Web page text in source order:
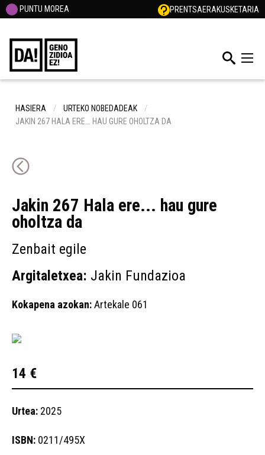
PUNTU MOREA PRENTSAERAKUSKETARIA
HASIERA
URTEKO NOBEDADEAK
JAKIN 267 HALA ERE... HAU GURE OHOLTZA DA
Jakin 267 Hala ere... hau gure
oholtza da
Zenbait egile
Argitaletxea: Jakin Fundazioa
Kokapena azokan:Artekale 061
14 €
Urtea: 2025
ISBN: 0211/495X